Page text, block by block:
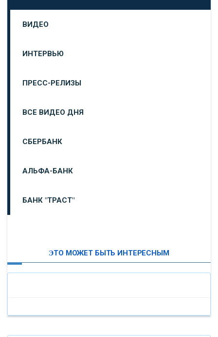
ВИДЕО
ИНТЕРВЬЮ
ПРЕСС-РЕЛИЗЫ
ВСЕ ВИДЕО ДНЯ
СБЕРБАНК
АЛЬФА-БАНК
БАНК "ТРАСТ"
«БАНК САНКТ-ПЕТЕРБУРГ»
ЭТО МОЖЕТ БЫТЬ ИНТЕРЕСНЫМ